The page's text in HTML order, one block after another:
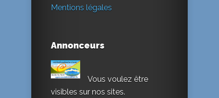
Mentions légales
Annonceurs
Vous voulez être
visibles sur nos sites.